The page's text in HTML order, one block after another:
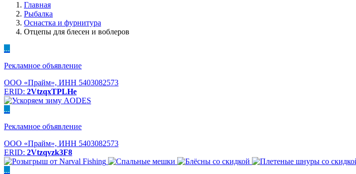
Главная
Рыбалка
Оснастка и фурнитура
Отцепы для блесен и воблеров
...
Рекламное объявление
ООО «Прайм», ИНН 5403082573
ERID: 2VtzqxTPLHe
...
Рекламное объявление
ООО «Прайм», ИНН 5403082573
ERID: 2Vtzqvzk3F8
...